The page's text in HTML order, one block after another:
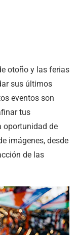
otoño y las ferias
sus últimos
eventos son
tus
oportunidad de
imágenes, desde
de las